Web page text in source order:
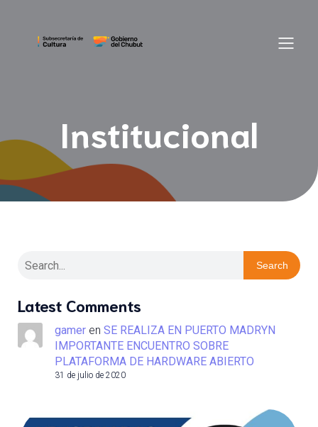
Institucional
Search
Latest Comments
gamer en SE REALIZA EN PUERTO MADRYN
IMPORTANTE ENCUENTRO SOBRE
PLATAFORMA DE HARDWARE ABIERTO
31 de julio de 2020